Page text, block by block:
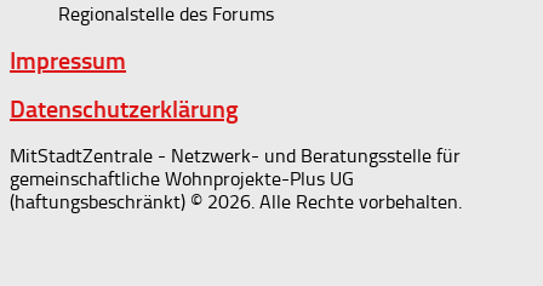
Regionalstelle des Forums
Impressum
Datenschutzerklärung
MitStadtZentrale - Netzwerk- und Beratungsstelle für
gemeinschaftliche Wohnprojekte-Plus UG
(haftungsbeschränkt) © 2026. Alle Rechte vorbehalten.